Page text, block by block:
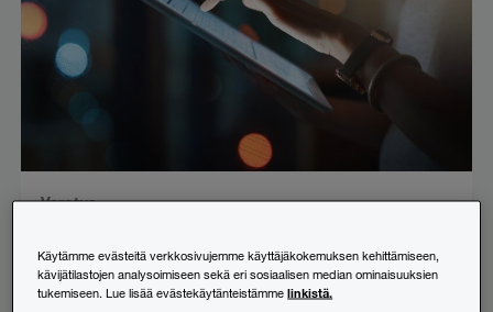
Verotus
nettikasinoiden voittojen verotus –
katsaus KVL:n ratkaisuun
Käytämme evästeitä verkkosivujemme käyttäjäkokemuksen kehittämiseen,
kävijätilastojen analysoimiseen sekä eri sosiaalisen median ominaisuuksien
tukemiseen. Lue lisää evästekäytänteistämmelinkistä.